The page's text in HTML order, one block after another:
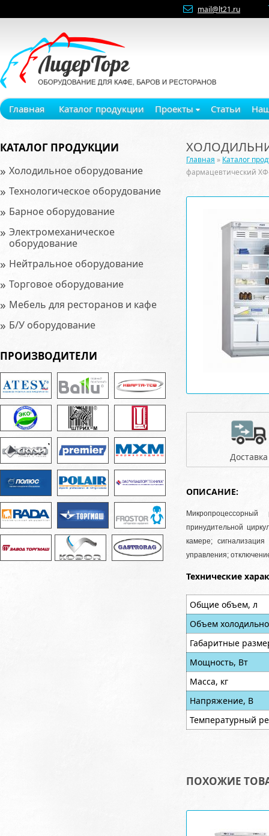
mail@lt21.ru
Главная Каталог продукции Проекты Статьи
КАТАЛОГ ПРОДУКЦИИ
» Холодильное оборудование
» Технологическое оборудование
» Барное оборудование
» Электромеханическое
оборудование
» Нейтральное оборудование
» Торговое оборудование
» Мебель для ресторанов и кафе
» Б/У оборудование
ПРОИЗВОДИТЕЛИ
Главная » Каталог
фармацевтический
Доставка
ОПИСАНИЕ:
принудительной
камере;
управления;
Технические
Общие объем, л
Объем
Габаритные
Мощность, Вт
Масса, кг
Напряжение, В
Температурный
ПОХОЖИЕ